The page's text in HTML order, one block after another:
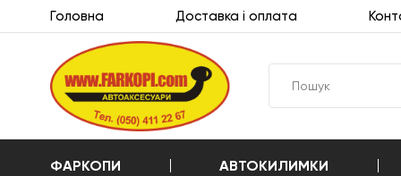
Головна Доставка і оплата
ФАРКОПИ АВТОКИЛИМКИ